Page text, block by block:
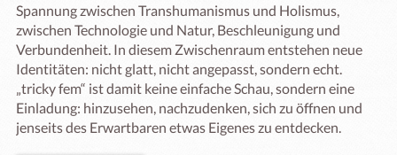
Spannung zwischen Transhumanismus und Holismus,
zwischen Technologie und Natur, Beschleunigung und
Verbundenheit. In diesem Zwischenraum entstehen neue
Identitäten: nicht glatt, nicht angepasst, sondern echt.
„tricky fem“ ist damit keine einfache Schau, sondern eine
Einladung: hinzusehen, nachzudenken, sich zu öffnen und
jenseits des Erwartbaren etwas Eigenes zu entdecken.